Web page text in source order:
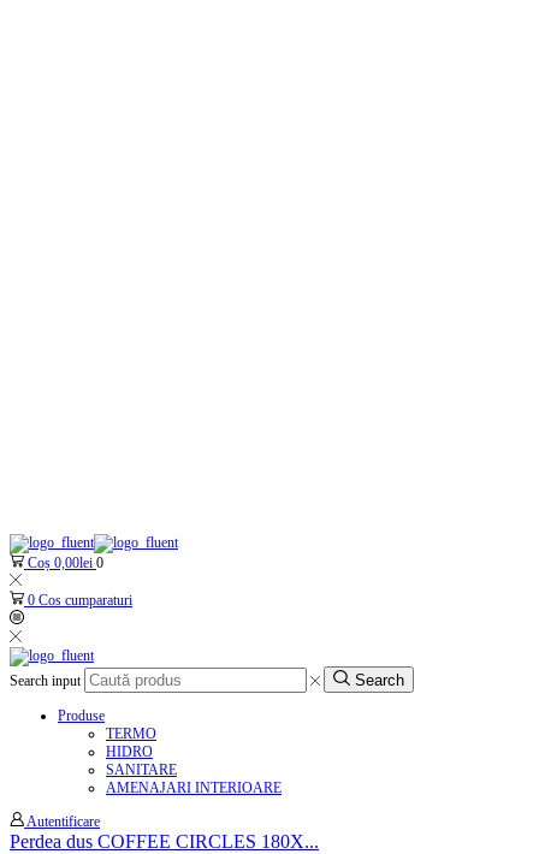
Coș 0,00lei 0
0 Cos cumparaturi
Search input Search
Produse
TERMO
HIDRO
SANITARE
AMENAJARI INTERIOARE
Autentificare
Perdea dus COFFEE CIRCLES 180X...